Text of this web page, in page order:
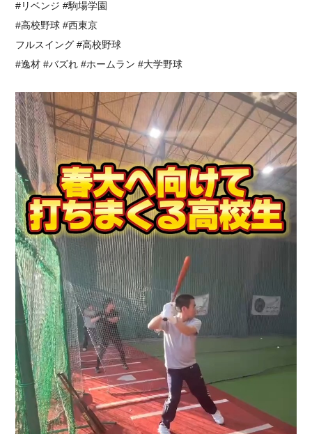
#リベンジ #駒場学園
#高校野球 #西東京
フルスイング #高校野球
#逸材 #バズれ #ホームラン #大学野球